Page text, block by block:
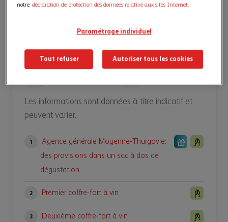
Accessible
Les informations sont données à titre indicatif et
peuvent varier.
1
Agence générale Moyenne‑Thurgovie:
des provisions dans un sac à dos de
dégustation
2 Premier coffre-fort à vin
3 Deuxième coffre-fort à vin
notre déclaration de protection des données relative aux sites Internet.
Paramétrage individuel
Tout refuser Autoriser tous les cookies